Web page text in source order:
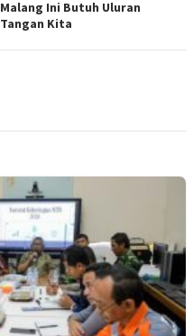
Malang Ini Butuh Uluran
Tangan Kita